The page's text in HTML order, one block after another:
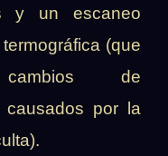
y un escaneo
(que
de
causados por la